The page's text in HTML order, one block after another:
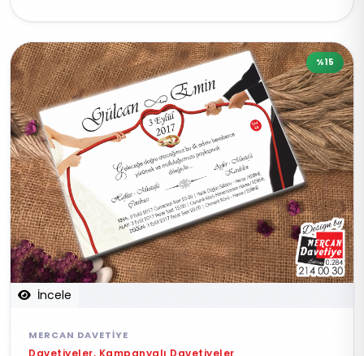
İncele
%15
MERCAN DAVETIYE
Davetiyeler, Kampanyalı Davetiyeler